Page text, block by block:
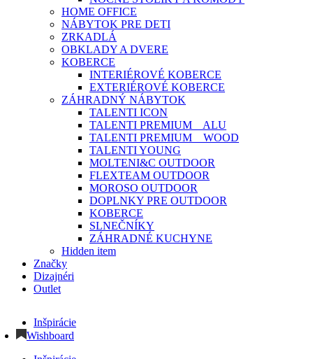
HOME OFFICE
NÁBYTOK PRE DETI
ZRKADLÁ
OBKLADY A DVERE
KOBERCE
INTERIÉROVÉ KOBERCE
EXTERIÉROVÉ KOBERCE
ZÁHRADNÝ NÁBYTOK
TALENTI ICON
TALENTI PREMIUM _ ALU
TALENTI PREMIUM _ WOOD
TALENTI YOUNG
MOLTENI&C OUTDOOR
FLEXTEAM OUTDOOR
MOROSO OUTDOOR
DOPLNKY PRE OUTDOOR
KOBERCE
SLNEČNÍKY
ZÁHRADNÉ KUCHYNE
Hidden item
Značky
Dizajnéri
Outlet
Inšpirácie
Wishboard